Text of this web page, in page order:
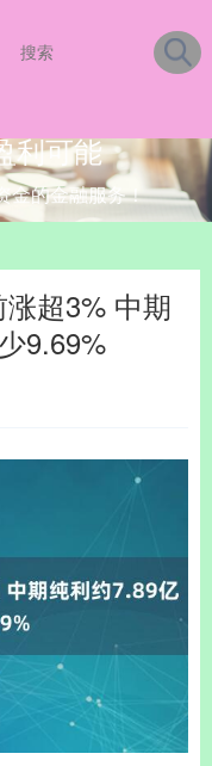
利可能
金的金融服务！
超3% 中期
9.69%